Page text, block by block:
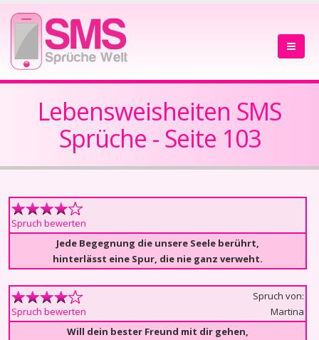
Lebensweisheiten SMS
Sprüche - Seite 103
Spruch bewerten
Jede Begegnung die unsere Seele berührt,
hinterlässt eine Spur, die nie ganz verweht.
Spruch bewerten
Spruch von:
Martina
Will dein bester Freund mit dir gehen,